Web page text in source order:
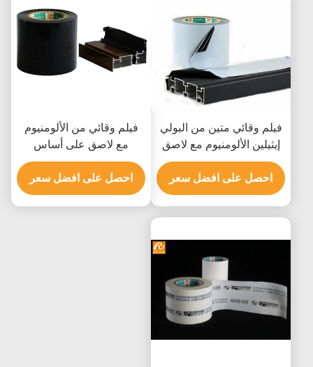
فيلم وقائي متين من البولي
إيثيلين الألومنيوم مع لاصق
أكريليكي لإزالة المخلفات
والمقاومة للأشعة فوق
البنفسجية
احصل على افضل سعر
فيلم وقائي من الألومنيوم
مع لاصق على أساس
الأكريليك لإزالة الخليفات
والمقاومة للأشعة فوق
البنفسجية 6 أشهر
احصل على افضل سعر